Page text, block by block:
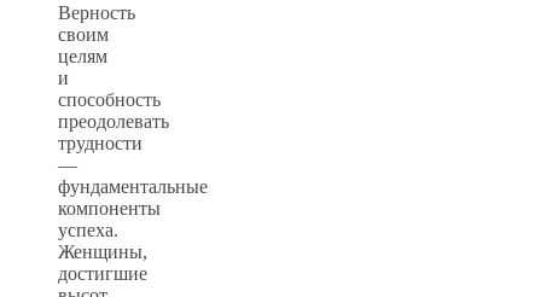
Верность
своим
целям
и
способность
преодолевать
трудности
—
фундаментальные
компоненты
успеха.
Женщины,
достигшие